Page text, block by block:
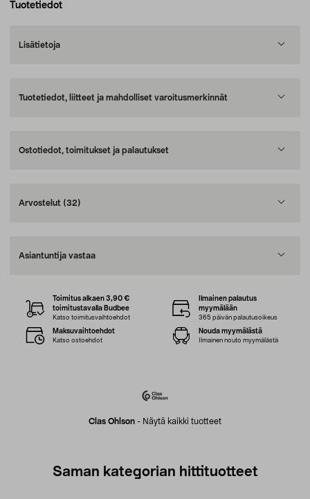
Tuotetiedot
Lisätietoja
Tuotetiedot, liitteet ja mahdolliset varoitusmerkinnät
Ostotiedot, toimitukset ja palautukset
Arvostelut (32)
Asiantuntija vastaa
Clas Ohlson - Näytä kaikki tuotteet
Toimitus alkaen 3,90 €
toimitustavalla Budbee
Katso toimitusvaihtoehdot
Ilmainen palautus
myymälään
365 päivän palautusoikeus
Maksuvaihtoehdot
Katso ostoehdot
Nouda myymälästä
Ilmainen nouto myymälästä
Saman kategorian hittituotteet